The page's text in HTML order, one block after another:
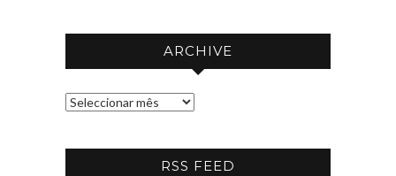
ARCHIVE
A
C
RSS FEED